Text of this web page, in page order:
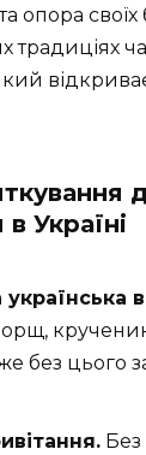
опора
традиціях
Україні
без цього